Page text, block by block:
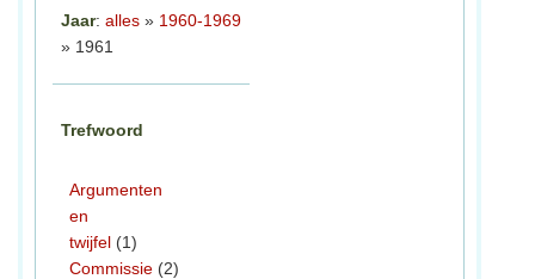
Jaar: alles » 1960-1969
» 1961
Trefwoord
Argumenten
en
twijfel (1)
Commissie (2)